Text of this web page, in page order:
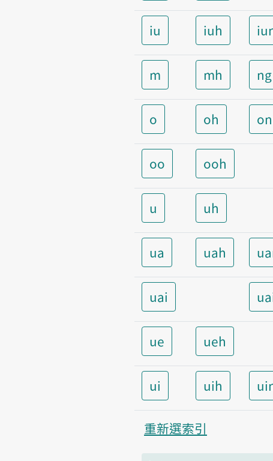
iu iuh
m mh ng
o oh
oo ooh
u uh
ua uah
uai
ue ueh
ui uih
重新選索引